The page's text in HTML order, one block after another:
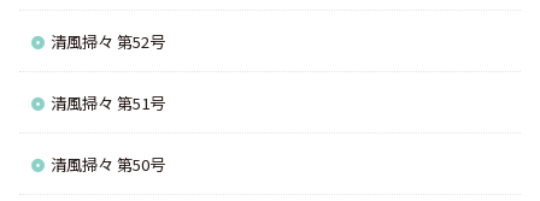
清風掃々 第52号
清風掃々 第51号
清風掃々 第50号